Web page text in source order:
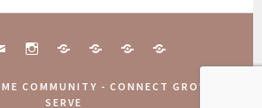
TOGETHER
JAAR WEEKEND
AANMELDINGEN
COMMUNITY
COMMUNITY - CONNECT GROW
SERVE